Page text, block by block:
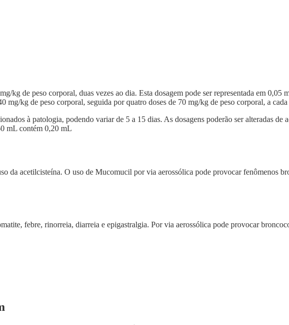
kg de peso corporal, duas vezes ao dia. Esta dosagem pode ser representada em 0,05
mg/kg de peso corporal, seguida por quatro doses de 70 mg/kg de peso corporal, a
à patologia, podendo variar de 5 a 15 dias. As dosagens poderão ser alteradas
mL contém 0,20 mL
da acetilcisteína. O uso de Mucomucil por via aerossólica pode provocar fenômenos
febre, rinorreia, diarreia e epigastralgia. Por via aerossólica pode provocar